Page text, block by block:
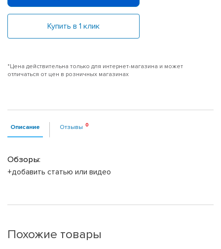
Купить в 1 клик
*Цена действительна только для интернет-магазина и может
отличаться от цен в розничных магазинах
Описание Отзывы
Обзоры:
+добавить статью или видео
Похожие товары